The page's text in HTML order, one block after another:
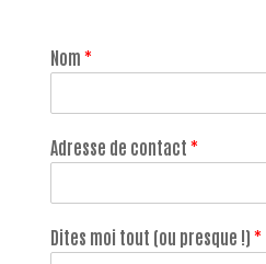
Nom *
Adresse de contact *
Dites moi tout (ou presque !) *